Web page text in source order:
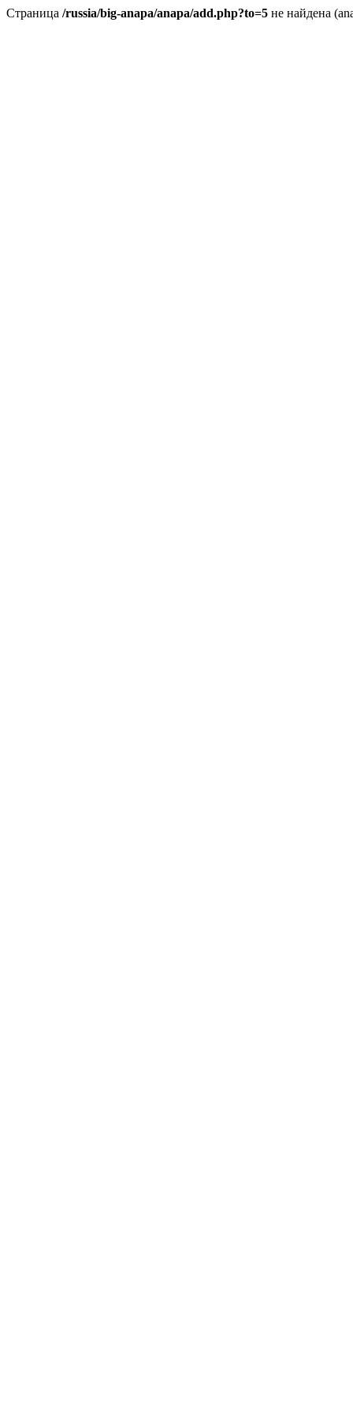
Страница /russia/big-anapa/anapa/add.php?to=5 не найдена